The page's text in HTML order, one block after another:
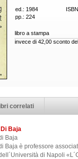
ed.: 1984
pp.: 224
libro a stampa
invece di 42,00 sconto
libri correlati
Baja
Baja
Baja è professore
di Napoli